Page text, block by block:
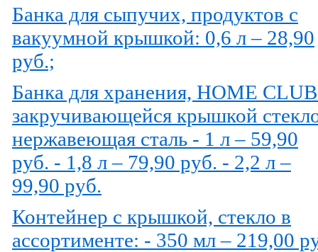
Банка для сыпучих, продуктов с
вакуумной крышкой: 0,6 л – 28,90
руб.;
Банка для хранения, HOME
закручивающейся крышкой
нержавеющая сталь - 1 л – 59,90
руб. - 1,8 л – 79,90 руб. - 2,2 л –
99,90 руб.
Контейнер с крышкой, стекло в
ассортименте: - 350 мл – 219,00